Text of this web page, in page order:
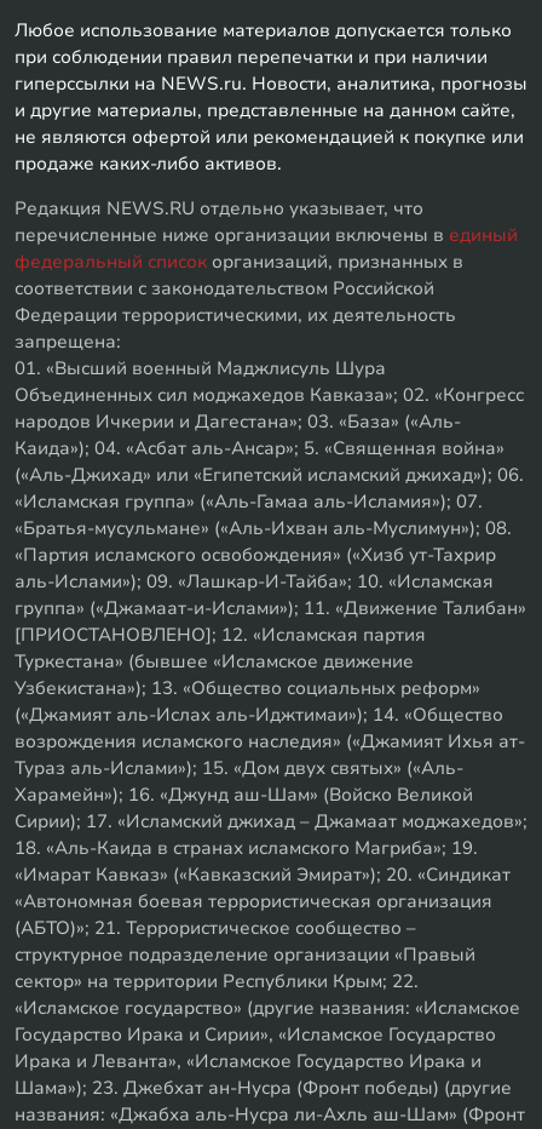
Любое использование материалов допускается только
при соблюдении правил перепечатки и при наличии
гиперссылки на NEWS.ru. Новости, аналитика, прогнозы
и другие материалы, представленные на данном сайте,
не являются офертой или рекомендацией к покупке или
продаже каких-либо активов.
Редакция NEWS.RU отдельно указывает, что
перечисленные ниже организации включены в единый
федеральный список организаций, признанных в
соответствии с законодательством Российской
Федерации террористическими, их деятельность
запрещена:
01. «Высший военный Маджлисуль Шура
Объединенных сил моджахедов Кавказа»; 02. «Конгресс
народов Ичкерии и Дагестана»; 03. «База» («Аль-
Каида»); 04. «Асбат аль-Ансар»; 5. «Священная война»
(«Аль-Джихад» или «Египетский исламский джихад»); 06.
«Исламская группа» («Аль-Гамаа аль-Исламия»); 07.
«Братья-мусульмане» («Аль-Ихван аль-Муслимун»); 08.
«Партия исламского освобождения» («Хизб ут-Тахрир
аль-Ислами»); 09. «Лашкар-И-Тайба»; 10. «Исламская
группа» («Джамаат-и-Ислами»); 11. «Движение Талибан»
[ПРИОСТАНОВЛЕНО]; 12. «Исламская партия
Туркестана» (бывшее «Исламское движение
Узбекистана»); 13. «Общество социальных реформ»
(«Джамият аль-Ислах аль-Иджтимаи»); 14. «Общество
возрождения исламского наследия» («Джамият Ихья ат-
Тураз аль-Ислами»); 15. «Дом двух святых» («Аль-
Харамейн»); 16. «Джунд аш-Шам» (Войско Великой
Сирии); 17. «Исламский джихад – Джамаат моджахедов»;
18. «Аль-Каида в странах исламского Магриба»; 19.
«Имарат Кавказ» («Кавказский Эмират»); 20. «Синдикат
«Автономная боевая террористическая организация
(АБТО)»; 21. Террористическое сообщество –
структурное подразделение организации «Правый
сектор» на территории Республики Крым; 22.
«Исламское государство» (другие названия: «Исламское
Государство Ирака и Сирии», «Исламское Государство
Ирака и Леванта», «Исламское Государство Ирака и
Шама»); 23. Джебхат ан-Нусра (Фронт победы) (другие
названия: «Джабха аль-Нусра ли-Ахль аш-Шам» (Фронт